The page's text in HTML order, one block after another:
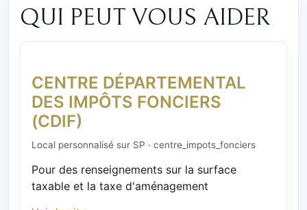
QUI PEUT VOUS AIDER
CENTRE DÉPARTEMENTAL
DES IMPÔTS FONCIERS
(CDIF)
Local personnalisé sur SP · centre_impots_fonciers
Pour des renseignements sur la surface
taxable et la taxe d'aménagement